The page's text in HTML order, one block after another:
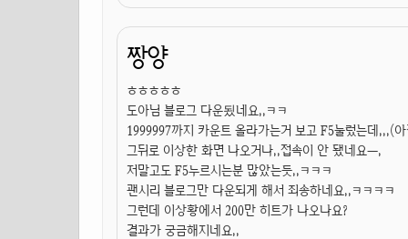
짱양
ㅎㅎㅎㅎㅎ
도아님 블로그 다운됬네요,,ㅋㅋ
1999997까지 카운트 올라가는거 보고 F5눌렀는데,,,(
그뒤로 이상한 화면 나오거나,,접속이 안 됐네요ㅡ,
저말고도 F5누르시는분 많았는듯,,ㅋㅋㅋ
괜시리 블로그만 다운되게 해서 죄송하네요,,ㅋㅋㅋㅋ
그런데 이상황에서 200만 히트가 나오나요?
결과가 궁금해지네요,,